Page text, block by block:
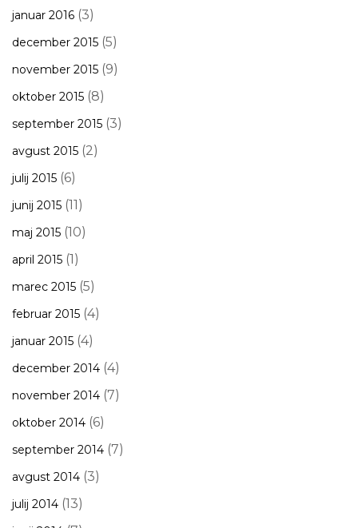
januar 2016 (3)
december 2015 (5)
november 2015 (9)
oktober 2015 (8)
september 2015 (3)
avgust 2015 (2)
julij 2015 (6)
junij 2015 (11)
maj 2015 (10)
april 2015 (1)
marec 2015 (5)
februar 2015 (4)
januar 2015 (4)
december 2014 (4)
november 2014 (7)
oktober 2014 (6)
september 2014 (7)
avgust 2014 (3)
julij 2014 (13)